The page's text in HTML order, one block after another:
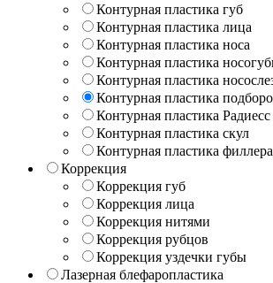
Контурная пластика губ
Контурная пластика лица
Контурная пластика носа
Контурная пластика
Контурная пластика
Контурная пластика
Контурная пластика Радиесс
Контурная пластика скул
Контурная пластика
Коррекция
Коррекция губ
Коррекция лица
Коррекция нитями
Коррекция рубцов
Коррекция уздечки губы
Лазерная блефаропластика